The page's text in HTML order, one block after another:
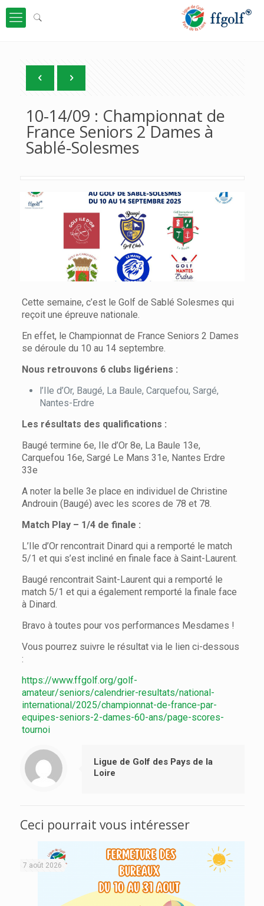
10-14/09 : Championnat de
France Seniors 2 Dames à
Sablé-Solesmes
Cette semaine, c’est le Golf de Sablé Solesmes qui
reçoit une épreuve nationale.
En effet, le Championnat de France Seniors 2 Dames
se déroule du 10 au 14 septembre.
Nous retrouvons 6 clubs ligériens :
l’Ile d’Or, Baugé, La Baule, Carquefou, Sargé,
Nantes-Erdre
Les résultats des qualifications :
Baugé termine 6e, Ile d’Or 8e, La Baule 13e,
Carquefou 16e, Sargé Le Mans 31e, Nantes Erdre
33e
A noter la belle 3e place en individuel de Christine
Androuin (Baugé) avec les scores de 78 et 78.
Match Play – 1/4 de finale :
L’Ile d’Or rencontrait Dinard qui a remporté le match
5/1 et qui s’est incliné en finale face à Saint-Laurent.
Baugé rencontrait Saint-Laurent qui a remporté le
match 5/1 et qui a également remporté la finale face
à Dinard.
Bravo à toutes pour vos performances Mesdames !
Vous pourrez suivre le résultat via le lien ci-dessous
:
https://www.ffgolf.org/golf-
amateur/seniors/calendrier-resultats/national-
international/2025/championnat-de-france-par-
equipes-seniors-2-dames-60-ans/page-scores-
tournoi
Ligue de Golf des Pays de la
Loire
Ceci pourrait vous intéresser
7 août 2026